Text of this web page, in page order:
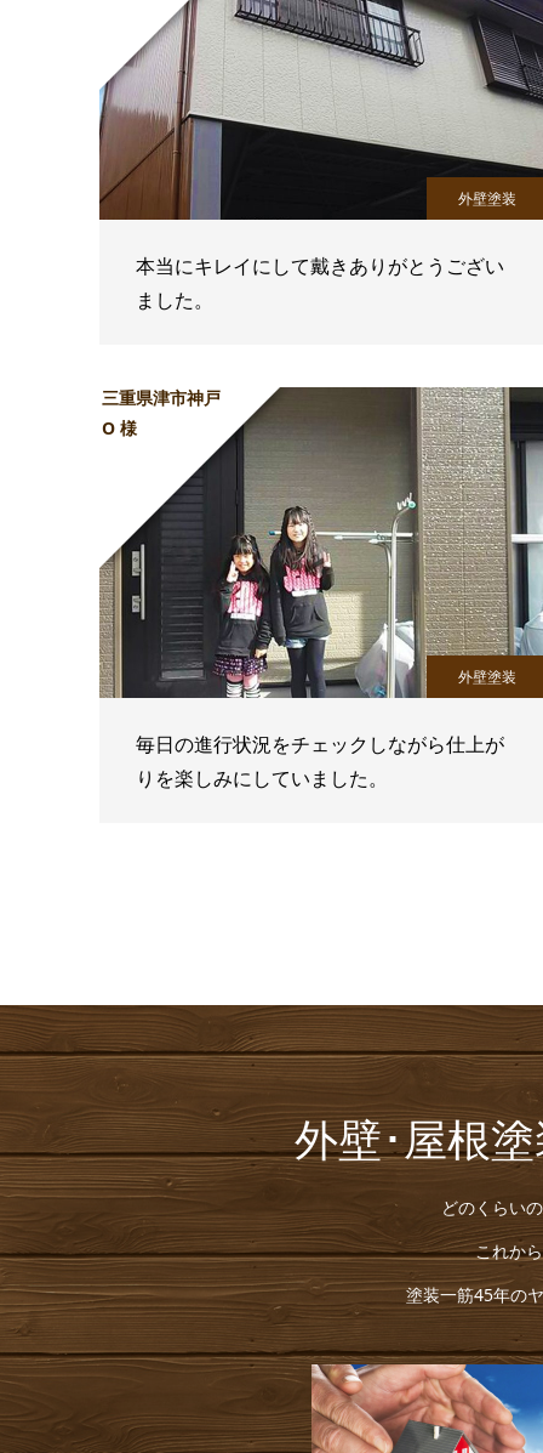
外壁塗装
本当にキレイにして戴きありがとうござい
ました。
三重県津市神戸
O 様
外壁塗装
毎日の進行状況をチェックしながら仕上が
りを楽しみにしていました。
外壁･屋根
どのくらい
これか
塗装一筋45年の